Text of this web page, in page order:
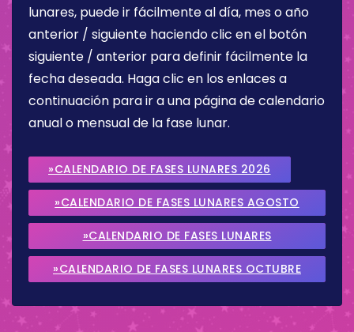
lunares, puede ir fácilmente al día, mes o año
anterior / siguiente haciendo clic en el botón
siguiente / anterior para definir fácilmente la
fecha deseada. Haga clic en los enlaces a
continuación para ir a una página de calendario
anual o mensual de la fase lunar.
»CALENDARIO DE FASES LUNARES 2026
»CALENDARIO DE FASES LUNARES AGOSTO
2026
»CALENDARIO DE FASES LUNARES
SEPTIEMBRE 2026
»CALENDARIO DE FASES LUNARES OCTUBRE